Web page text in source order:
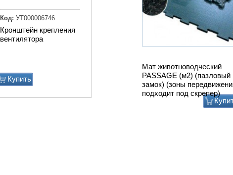
Мат животноводческий
PASSAGE (м2) (пазловый
замок) (зоны
подходит под скрепер)
Кронштейн крепления
вентилятора
Купить
Код: УТ000006746